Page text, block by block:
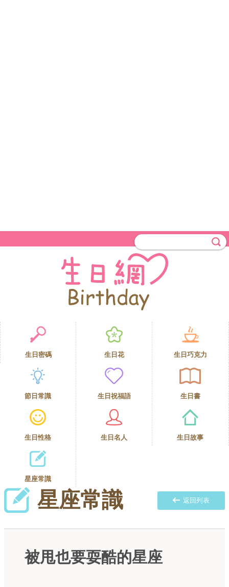
生日密碼 生日花 生日巧克力
節日常識 生日祝福語 生日書
生日性格 生日名人 生日故事
星座常識
星座常識 返回列表
被甩也要耍酷的星座